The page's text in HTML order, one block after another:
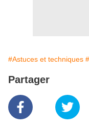
#Astuces et techniques
Partager